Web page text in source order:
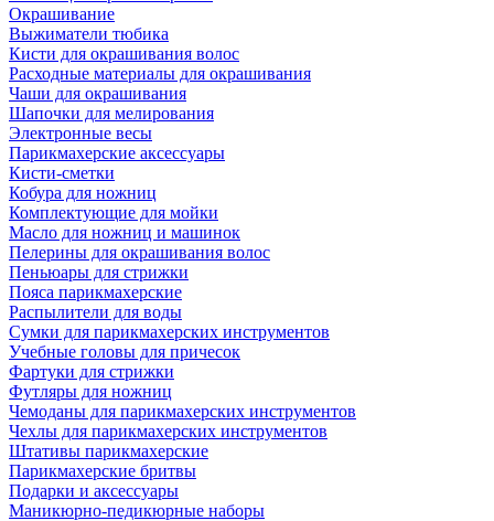
Окрашивание
Выжиматели тюбика
Кисти для окрашивания волос
Расходные материалы для окрашивания
Чаши для окрашивания
Шапочки для мелирования
Электронные весы
Парикмахерские аксессуары
Кисти-сметки
Кобура для ножниц
Комплектующие для мойки
Масло для ножниц и машинок
Пелерины для окрашивания волос
Пеньюары для стрижки
Пояса парикмахерские
Распылители для воды
Сумки для парикмахерских инструментов
Учебные головы для причесок
Фартуки для стрижки
Футляры для ножниц
Чемоданы для парикмахерских инструментов
Чехлы для парикмахерских инструментов
Штативы парикмахерские
Парикмахерские бритвы
Подарки и аксессуары
Маникюрно-педикюрные наборы